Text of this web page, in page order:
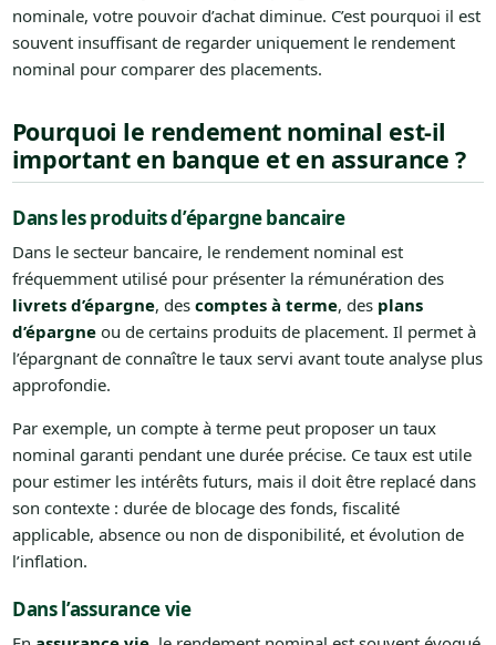
nominale, votre pouvoir d’achat diminue. C’est pourquoi il est
souvent insuffisant de regarder uniquement le rendement
nominal pour comparer des placements.
Pourquoi le rendement nominal est-il
important en banque et en assurance ?
Dans les produits d’épargne bancaire
Dans le secteur bancaire, le rendement nominal est
fréquemment utilisé pour présenter la rémunération des
livrets d’épargne, des comptes à terme, des plans
d’épargneou de certains produits de placement. Il permet à
l’épargnant de connaître le taux servi avant toute analyse plus
approfondie.
Par exemple, un compte à terme peut proposer un taux
nominal garanti pendant une durée précise. Ce taux est utile
pour estimer les intérêts futurs, mais il doit être replacé dans
son contexte : durée de blocage des fonds, fiscalité
applicable, absence ou non de disponibilité, et évolution de
l’inflation.
Dans l’assurance vie